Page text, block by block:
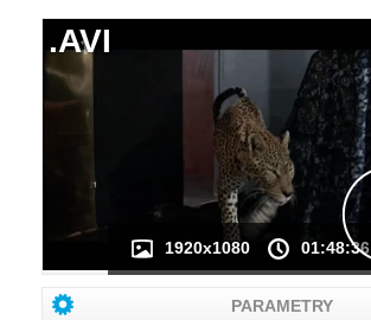
NÁHLED VIDEA
NENÍ K DISPOZICI
1920x1080 01:48:36
.AVI
PARAMETRY